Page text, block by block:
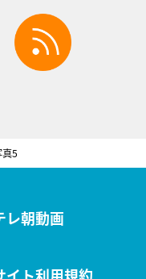
facebook
5
レ朝動画